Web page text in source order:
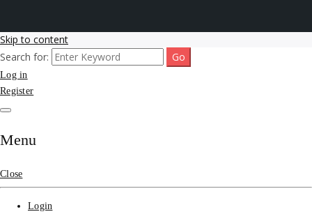
Skip to content
รับจ้างโพสขายบ้าน ติดAI
Search รับทำSEOรายเดือน
ติดหน้า1google ราคาถูก
มาก SEOขายของ บ้าน
ที่ดินฟรีประกาศ ที่เดียวใน
รับโพสต์เว็บขายบ้าน อสังหา ทำSEOรายเดือนราคาถูก เน้นติดAI โพสต์
ประกาศบ้านที่ดินฟรี SEOขายบ้าน รับจ้างโพสต์บ้านที่ดินติดหน้า1goolge
ราคาถูกที่สุด ฟรีลงประกาศอสังหา รับทำSEOขายสินค้า
Search for:
Log in
Register
Menu
Close
Login